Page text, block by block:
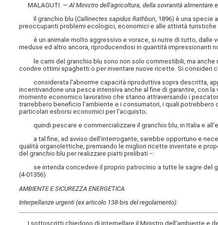
MALAGUTI. —Al Ministro dell'agricoltura, della sovranità alimentare
Il granchio blu (Callinectes sapidus Rathbun, 1896) è una specie
preoccupanti problemi ecologici, economici e alle attività turistiche
è un animale molto aggressivo e vorace, si nutre di tutto, dalle
meduse ed altro ancora, riproducendosi in quantità impressionanti
le carni del granchio blu sono non solo commestibili, ma anche
condire ottimi spaghetti o per inventare nuove ricette. Si consideri
considerata l'abnorme capacità riproduttiva sopra descritta,
incentivandone una pesca intensiva anche al fine di garantire, con
momento economico lavorativo che stanno attraversando i
trarrebbero beneficio l'ambiente e i consumatori, i quali
particolari esborsi economici per l'acquisto;
quindi pescare e commercializzare il granchio blu, in Italia e
a tal fine, ad avviso dell'interrogante, sarebbe opportuno e
qualità organolettiche, premiando le migliori ricette inventate e
del granchio blu per realizzare piatti prelibati –:
se intenda concedere il proprio patrocinio a tutte le sagre del
(4-01356)
AMBIENTE E SICUREZZA ENERGETICA
Interpellanze urgenti (ex articolo 138-bis del regolamento):
I sottoscritti chiedono di interpellareil Ministro dell'ambiente e